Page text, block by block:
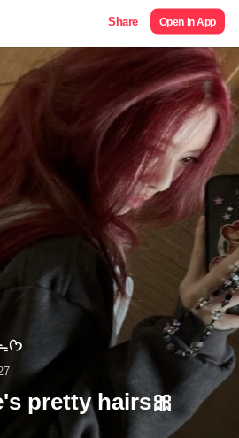
Share Open in App
ᥫ᭡𝓛𝓲𝓵𝓪𝓪𝓬_𝓛𝓲𝓵𝔂ᯓᡣ𐭩
pretty hairs🎀